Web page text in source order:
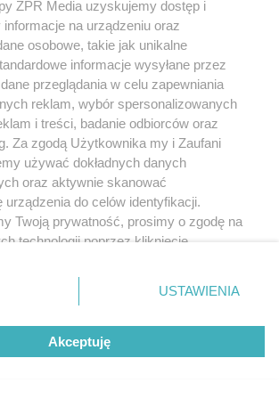
tym zakresie. Powierzający zwolni
dowodząc wystąpienia
będzie odpowiadał, jeżeli wykaże, że
dokonany przy zachowaniu
co oznacza że nie ma podstaw
jakiegokolwiek niedbalstwa, tym
postaci winy. Innymi słowy
że dołożył takich starań, jakich
mając na względzie rodzaj, charakter
powierzanych czynności.
wyłączająca winę powierzającego
ZPR Media uzyskujemy dostęp i
na urządzeniu oraz
osobowe, takie jak unikalne
informacje wysyłane przez
przeglądania w celu zapewniania
reklam, wybór spersonalizowanych
i treści, badanie odbiorców oraz
Za zgodą Użytkownika my i Zaufani
używać dokładnych danych
oraz aktywnie skanować
do celów identyfikacji.
Twoją prywatność, prosimy o zgodę na
technologii poprzez kliknięcie
klikając przycisk ustawień prywatności
lewym dolnym rogu strony
danych nie wymagają zgody
masz prawo sprzeciwić się takiemu
będą miały zastosowanie tylko
USTAWIENIA
Akceptuję